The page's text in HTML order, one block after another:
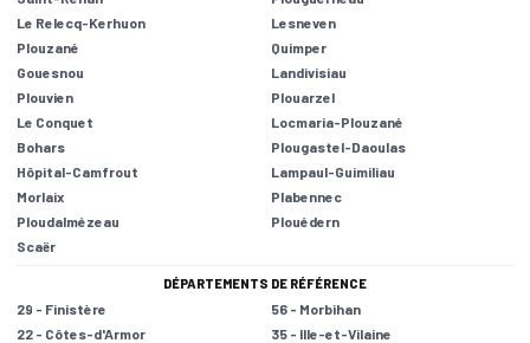
Le Relecq-Kerhuon
Lesneven
Plouzané
Quimper
Gouesnou
Landivisiau
Plouvien
Plouarzel
Le Conquet
Locmaria-Plouzané
Bohars
Plougastel-Daoulas
Hôpital-Camfrout
Lampaul-Guimiliau
Morlaix
Plabennec
Ploudalmézeau
Plouédern
Scaër
DÉPARTEMENTS DE RÉFÉRENCE
29 - Finistère
56 - Morbihan
22 - Côtes-d'Armor
35 - Ille-et-Vilaine